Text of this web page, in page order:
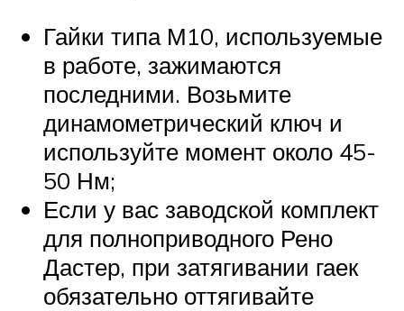
Гайки типа М10, используемые
в работе, зажимаются
последними. Возьмите
динамометрический ключ и
используйте момент около 45-
50 Нм;
Если у вас заводской комплект
для полноприводного Рено
Дастер, при затягивании гаек
обязательно оттягивайте